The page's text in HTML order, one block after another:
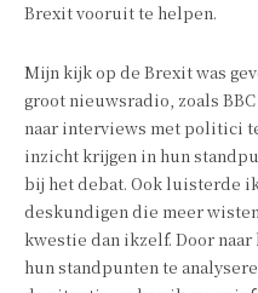
Brexit vooruit te helpen.
Mijn kijk op de Brexit was
groot nieuwsradio, zoals
naar interviews met politici
inzicht krijgen in hun
bij het debat. Ook luisterde
deskundigen die meer
kwestie dan ikzelf. Door
hun standpunten te